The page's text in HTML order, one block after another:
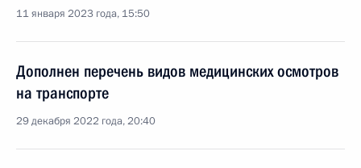
11 января 2023 года, 15:50
Дополнен перечень видов медицинских осмотров
на транспорте
29 декабря 2022 года, 20:40